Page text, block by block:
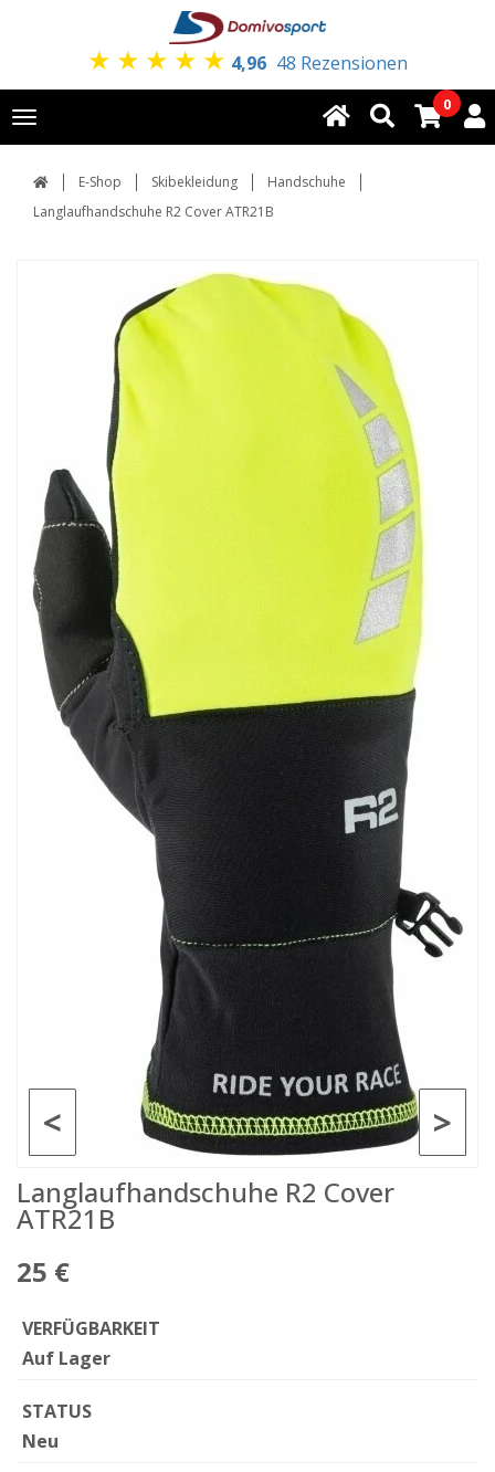
★ ★ ★ ★ ★ 4,96 48 Rezensionen
Toggle
navigation
0
E-Shop Skibekleidung
Handschuhe
Langlaufhandschuhe R2 Cover ATR21B
>
<
Langlaufhandschuhe R2 Cover
ATR21B
25 €
VERFÜGBARKEIT
Auf Lager
STATUS
Neu